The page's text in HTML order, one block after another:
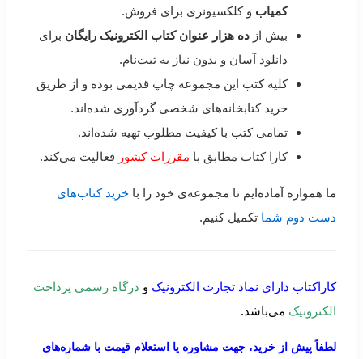
کمیاب و کلکسیونری برای فروش.
بیش از ده هزار عنوان کتاب الکترونیک رایگان برای
دانلود آسان و بدون نیاز به ثبت‌نام.
کلیه کتب این مجموعه چاپ قدیمی بوده و از طریق
خرید کتابخانه‌های شخصی گردآوری شده‌اند.
تمامی کتب با کیفیت مطلوب تهیه شده‌اند.
کارا کتاب مطابق با مقررات کشور فعالیت می‌کند.
ما همواره آماده‌ایم تا مجموعه‌ی خود را با خرید کتاب‌های
دست دوم شما تکمیل کنیم.
کاراکتاب دارای نماد تجارت الکترونیک و درگاه رسمی پرداخت
الکترونیک می‌باشد.
لطفاً پیش از خرید، جهت مشاوره یا استعلام قیمت با شماره‌های